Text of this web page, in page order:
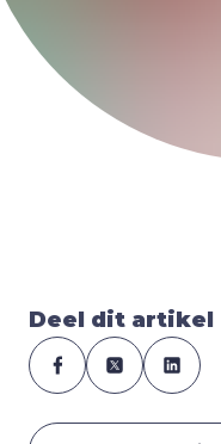
Deel dit artikel